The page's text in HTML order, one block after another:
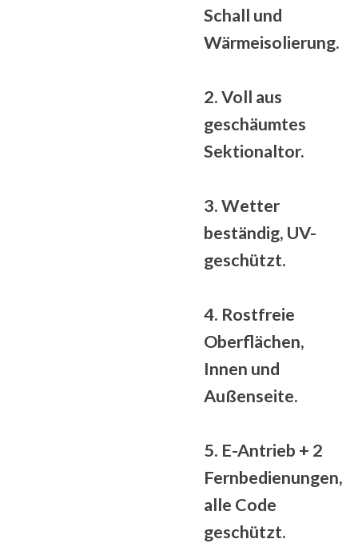
Schall und
Wärmeisolierung.
2. Voll aus
geschäumtes
Sektionaltor.
3.Wetter
beständig, UV-
geschützt.
4. Rostfreie
Oberflächen,
Innen und
Außenseite.
5. E-Antrieb + 2
Fernbedienungen,
alle Code
geschützt.